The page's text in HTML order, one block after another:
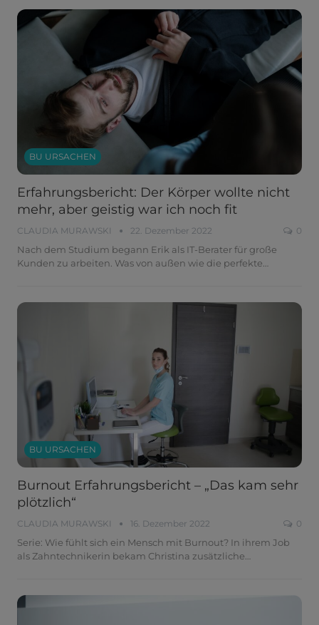
BU URSACHEN
Erfahrungsbericht: Der Körper wollte nicht
mehr, aber geistig war ich noch fit
CLAUDIA MURAWSKI 22. Dezember 2022 0
Nach dem Studium begann Erik als IT-Berater für große
Kunden zu arbeiten. Was von außen wie die perfekte
BU URSACHEN
Burnout Erfahrungsbericht – „Das kam sehr
plötzlich“
CLAUDIA MURAWSKI 16. Dezember 2022 0
Serie: Wie fühlt sich ein Mensch mit Burnout? In ihrem Job
als Zahntechnikerin bekam Christina zusätzliche